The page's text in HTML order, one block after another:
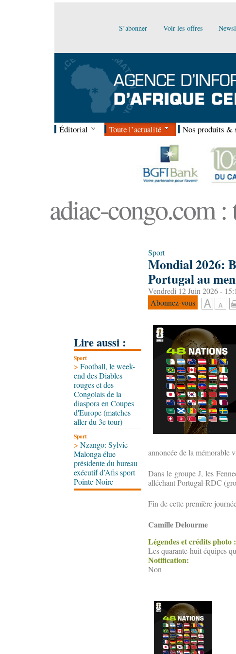
S’abonner Voir les offres
Éditorial Toute l’actualité Nos produits &
adiac-congo.com
Lire aussi :
Sport
> Football, le week-
end des Diables
rouges et des
Congolais de la
diaspora en Coupes
d'Europe (matches
aller du 3e tour)
Sport
> Nzango: Sylvie
Malonga élue
présidente du bureau
exécutif d’Afis sport
Pointe-Noire
Sport
Mondial 2026:
Portugal au
Vendredi 12 Juin 2026 -
Abonnez-vous
annoncée de la mémorable
Dans le groupe J, les
alléchant Portugal-RDC
Fin de cette première
Camille Delourme
Légendes et crédits photo :
Les quarante-huit équipes
Notification:
Non